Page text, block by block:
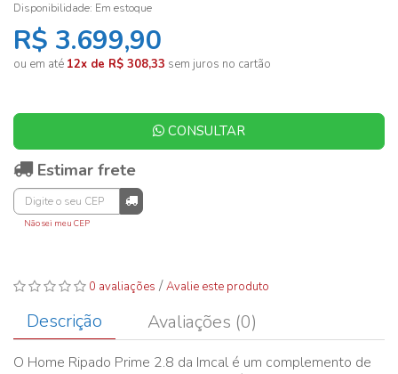
Disponibilidade: Em estoque
R$ 3.699,90
ou em até 12x de R$ 308,33 sem juros no cartão
CONSULTAR
Estimar frete
Não sei meu CEP
0 avaliações /Avalie este produto
Descrição Avaliações (0)
O Home Ripado Prime 2.8 da Imcal é um complemento de